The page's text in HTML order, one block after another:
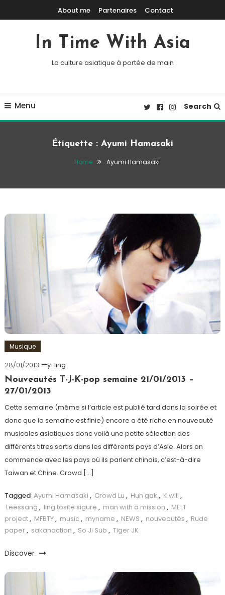
Skip To ContentAbout me Partenaires Contact
In Time With Asia
La culture asiatique à portée de main
Menu Search
Étiquette : Ayumi Hamasaki
Home Ayumi Hamasaki
Musique
28/01/2013
y-ling
Nouveautés T-J-K-pop semaine 21/01/2013 –
27/01/2013
Cette semaine (même si l’article est publié tard dans la soirée et
donc que la semaine est finie) encore a été riche en nouveauté
musicales asiatiques donc voilà une petite sélection des
différents titres sortis dans les différents pays d’Asie. Alors on
commence avec les pays où ils parlent chinois, c’est-à-dire
Taiwan et Chine. Crowd […]
Tagged Ayumi Hamasaki , Crowd Lu , Huh gak , K.will ,
Leessang , ling tosite sigure , man with a mission , MELT
project, MFBTY, music , myname , NEWS , nouveautés , Rude
paper, sakanaction , So Ji Sub , Tiger JK
Discover